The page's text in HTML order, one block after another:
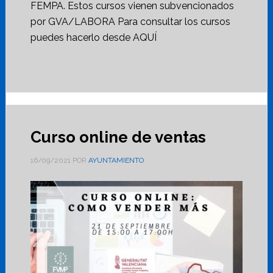
FEMPA. Estos cursos vienen subvencionados
por GVA/LABORA Para consultar los cursos
puedes hacerlo desde AQUÍ
Curso online de ventas
16/09/2021 POR AYUNTAMIENTO